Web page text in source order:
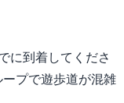
に到着してくださ
プで遊歩道が混雑